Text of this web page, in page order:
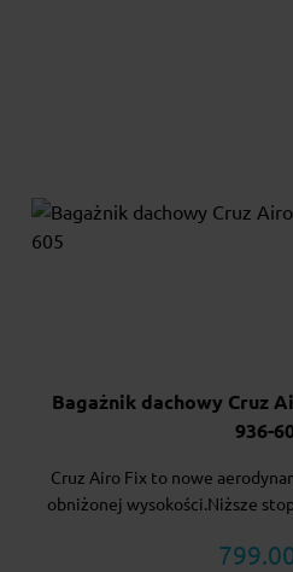
Bagażnik dachowy Cruz
936-
Cruz Airo Fix to nowe
obniżonej wysokości.Niższe